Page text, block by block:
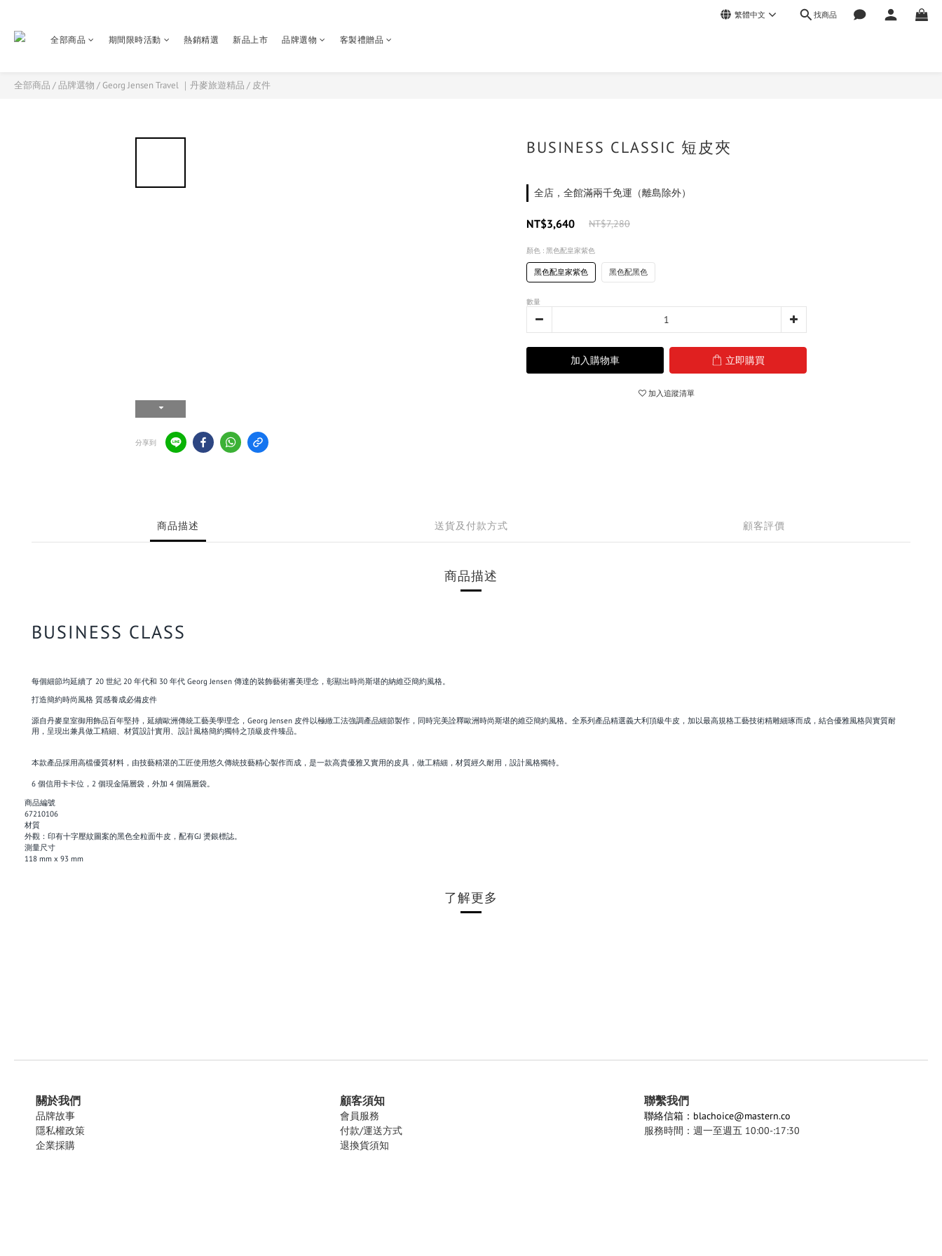
繁體中文 找商品
全部商品 期間限時活動 熱銷精選 新品上市 品牌選物 客製禮贈品
全部商品 /品牌選物 / Georg Jensen Travel ｜丹麥旅遊精品 / 皮件
分享到
BUSINESS CLASSIC 短皮夾
全店，全館滿兩千免運（離島除外）
NT$3,640 NT$7,280
顏色 : 黑色配皇家紫色
黑色配皇家紫色 黑色配黑色
數量
加入購物車 立即購買
加入追蹤清單
商品描述 送貨及付款方式 顧客評價
商品描述
BUSINESS CLASS
每個細節均延續了 20 世紀 20 年代和 30 年代 Georg Jensen 傳達的裝飾藝術審美理念，彰顯出時尚斯堪的納維亞簡約風格。
打造簡約時尚風格 質感養成必備皮件
源自丹麥皇室御用飾品百年堅持，延續歐洲傳統工藝美學理念，Georg Jensen 皮件以極緻工法強調產品細節製作，同時完美詮釋歐洲時尚斯堪的維亞簡約風格。全系列產品精選義大利頂級牛皮，加以最高規格工藝技術精雕細琢而成，結合優雅風格與實質耐
用，呈現出兼具做工精細、材質設計實用、設計風格簡約獨特之頂級皮件臻品。
本款產品採用高檔優質材料，由技藝精湛的工匠使用悠久傳統技藝精心製作而成，是一款高貴優雅又實用的皮具，做工精細，材質經久耐用，設計風格獨特。
6 個信用卡卡位，2 個現金隔層袋，外加 4 個隔層袋。
商品編號
67210106
材質
外觀：印有十字壓紋圖案的黑色全粒面牛皮，配有GJ 燙銀標誌。
測量尺寸
118 mm x 93 mm
了解更多
關於我們
品牌故事
隱私權政策
企業採購
顧客須知
會員服務
付款/運送方式
退換貨須知
聯繫我們
聯絡信箱：blachoice@mastern.co
服務時間：週一至週五 10:00-:17:30